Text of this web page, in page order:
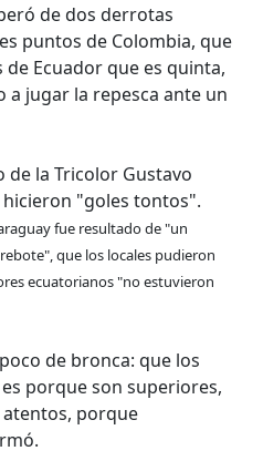
de dos derrotas
puntos de Colombia, que
Ecuador que es quinta,
a jugar la repesca ante un
de la Tricolor Gustavo
"goles tontos".
fue resultado de "un
que los locales pudieron
ecuatorianos "no estuvieron
de bronca: que los
porque son superiores,
porque